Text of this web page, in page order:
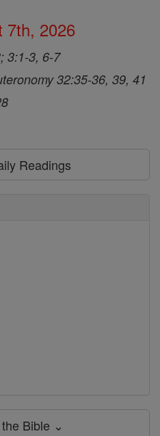
7th, 2026
3:1-3, 6-7
32:35-36, 39, 41
Readings
Bible ⌄